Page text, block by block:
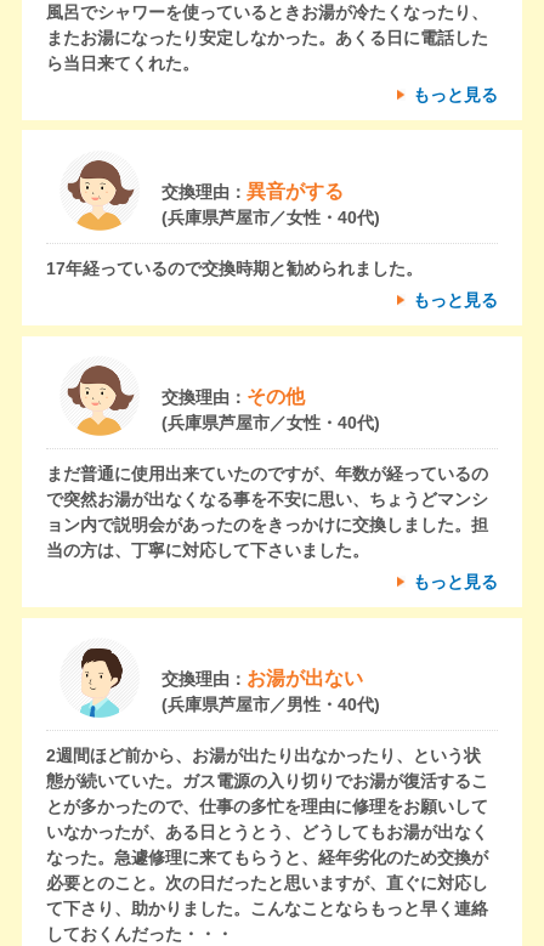
風呂でシャワーを使っているときお湯が冷たくなったり、
またお湯になったり安定しなかった。あくる日に電話した
ら当日来てくれた。
もっと見る
交換理由： 異音がする
(兵庫県芦屋市／女性・40代)
17年経っているので交換時期と勧められました。
もっと見る
交換理由： その他
(兵庫県芦屋市／女性・40代)
まだ普通に使用出来ていたのですが、年数が経っているの
で突然お湯が出なくなる事を不安に思い、ちょうどマンシ
ョン内で説明会があったのをきっかけに交換しました。担
当の方は、丁寧に対応して下さいました。
もっと見る
交換理由： お湯が出ない
(兵庫県芦屋市／男性・40代)
2週間ほど前から、お湯が出たり出なかったり、という状
態が続いていた。ガス電源の入り切りでお湯が復活するこ
とが多かったので、仕事の多忙を理由に修理をお願いして
いなかったが、ある日とうとう、どうしてもお湯が出なく
なった。急遽修理に来てもらうと、経年劣化のため交換が
必要とのこと。次の日だったと思いますが、直ぐに対応し
て下さり、助かりました。こんなことならもっと早く連絡
しておくんだった・・・